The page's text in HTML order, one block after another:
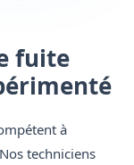
fuite
à
techniciens